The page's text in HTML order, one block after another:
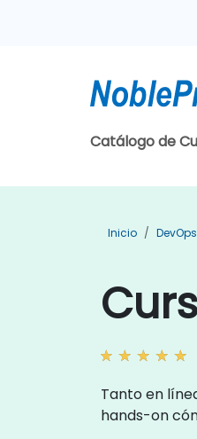
Catálogo de
Inicio
Tanto en
hands-on